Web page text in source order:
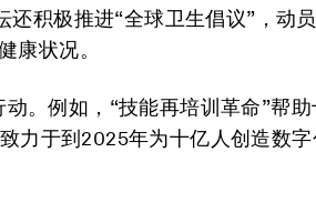
还积极推进“全球卫生倡议”，动员
康状况。
。例如，“技能再培训革命”帮助
力于到2025年为十亿人创造数